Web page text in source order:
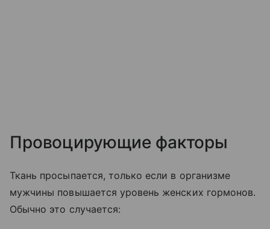
Провоцирующие факторы
Ткань просыпается, только если в организме
мужчины повышается уровень женских гормонов.
Обычно это случается: